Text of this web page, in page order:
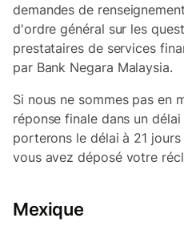
demandes de
d'ordre général sur les
prestataires de services
par Bank Negara Malaysia.
Si nous ne sommes pas en
réponse finale dans un
porterons le délai à 21
vous avez déposé votre
Mexique